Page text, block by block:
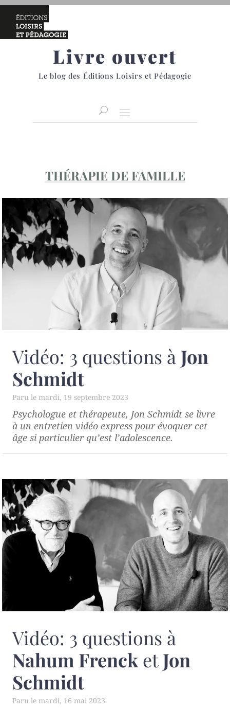
Livre ouvert
Le blog des Éditions Loisirs et Pédagogie
THÉRAPIE DE FAMILLE
Vidéo: 3 questions à Jon
Schmidt
mardi, 19 septembre 2023
Psychologue et thérapeute, Jon Schmidt se livre
à un entretien vidéo express pour évoquer cet
âge si particulier qu’est l’adolescence.
Vidéo: 3 questions à
Nahum Frenck etJon
Schmidt
mardi, 16 mai 2023